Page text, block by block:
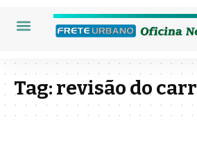
Tag:revisão do carr